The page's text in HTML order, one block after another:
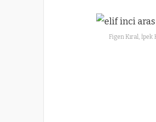
Figen Kıral, İpek